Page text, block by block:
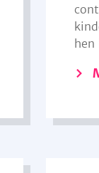
hen